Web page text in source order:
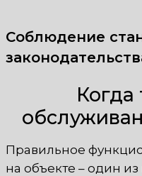
Соблюдение
Когда
Правильное
на объекте – один